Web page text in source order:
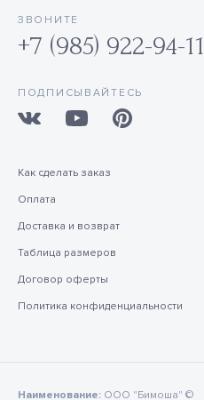
ЗВОНИТЕ
+7 (985) 922-94-11
ПОДПИСЫВАЙТЕСЬ
Как сделать заказ
Оплата
Доставка и возврат
Таблица размеров
Договор оферты
Политика конфиденциальности
Наименование: ООО "Бимоша" ©